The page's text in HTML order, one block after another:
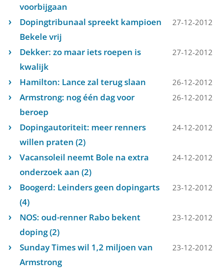
voorbijgaan
Dopingtribunaal spreekt kampioen
Bekele vrij
27-12-2012
Dekker: zo maar iets roepen is
kwalijk
27-12-2012
Hamilton: Lance zal terug slaan 26-12-2012
Armstrong: nog één dag voor
beroep
26-12-2012
Dopingautoriteit: meer renners
willen praten (2)
24-12-2012
Vacansoleil neemt Bole na extra
onderzoek aan (2)
24-12-2012
Boogerd: Leinders geen dopingarts
(4)
23-12-2012
NOS: oud-renner Rabo bekent
doping (2)
23-12-2012
Sunday Times wil 1,2 miljoen van
Armstrong
23-12-2012